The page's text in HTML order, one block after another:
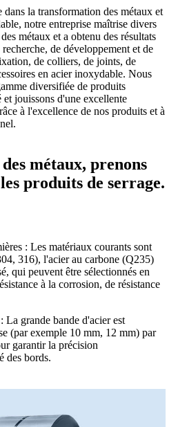
dans la transformation des métaux et
notre entreprise maîtrise divers
métaux et a obtenu des résultats
de développement et de
de colliers, de joints, de
en acier inoxydable. Nous
diversifiée de produits
jouissons d'une excellente
à l'excellence de nos produits et à
métaux, prenons
produits de serrage.
: Les matériaux courants sont
316), l'acier au carbone (Q235)
qui peuvent être sélectionnés en
à la corrosion, de résistance
La grande bande d'acier est
(par exemple 10 mm, 12 mm) par
garantir la précision
des bords.